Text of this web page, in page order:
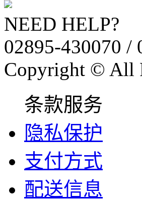
NEED HELP?
02895-430070 /
Copyright © All
条款服务
隐私保护
支付方式
配送信息